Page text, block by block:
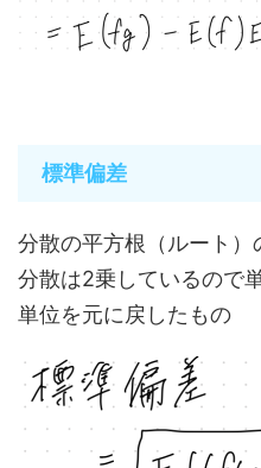
標準偏差
分散の平方根（ルート）
分散は2乗しているので
単位を元に戻したもの